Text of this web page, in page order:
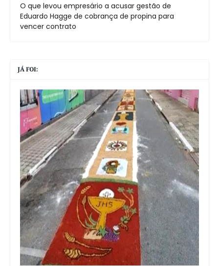
O que levou empresário a acusar gestão de
Eduardo Hagge de cobrança de propina para
vencer contrato
JÁ FOI: